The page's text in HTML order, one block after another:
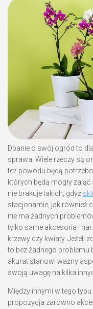
Dbanie o swój ogród to
sprawa. Wiele rzeczy są
też powodu będą
których będą mogły
nie brakuje takich, gdyż
stacjonarnie, jak również
nie ma żadnych
tylko same akcesoria i
krzewy czy kwiaty. Jeżeli
to bez żadnego problemu
akurat stanowi ważny
swoją uwagę na kilka
Między innymi w tego
propozycja zarówno